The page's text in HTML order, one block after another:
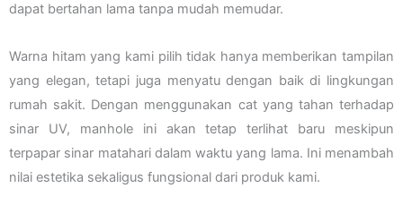
dapat bertahan lama tanpa mudah memudar.
Warna hitam yang kami pilih tidak hanya memberikan tampilan
yang elegan, tetapi juga menyatu dengan baik di lingkungan
rumah sakit. Dengan menggunakan cat yang tahan terhadap
sinar UV, manhole ini akan tetap terlihat baru meskipun
terpapar sinar matahari dalam waktu yang lama. Ini menambah
nilai estetika sekaligus fungsional dari produk kami.